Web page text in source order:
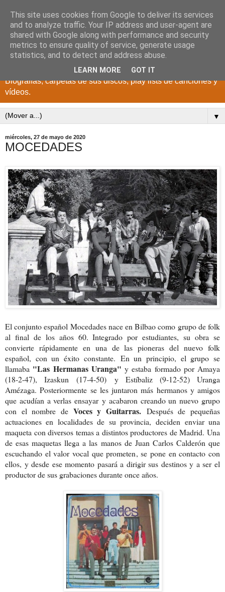
DISCOS PARA EL
RECUERDO
CANTANTES Y GRUPOS DE LOS AÑOS 1950 a 2022.
Biografías, carpetas de sus discos, play lists de canciones y
vídeos.
▼
miércoles, 27 de mayo de 2020
MOCEDADES
El conjunto español Mocedades nace en Bilbao como grupo de folk
al final de los años 60. Integrado por estudiantes, su obra se
convierte rápidamente en una de las pioneras del nuevo folk
español, con un éxito constante. En un principio, el grupo se
llamaba "Las Hermanas Uranga" y estaba formado por Amaya
(18-2-47), Izaskun (17-4-50) y Estíbaliz (9-12-52) Uranga
Amézaga. Posteriormente se les juntaron más hermanos y amigos
que acudían a verlas ensayar y acabaron creando un nuevo grupo
con el nombre de Voces y Guitarras. Después de pequeñas
actuaciones en localidades de su provincia,deciden enviar una
maqueta con diversos temas a distintos productores de Madrid. Una
de esas maquetas llega a las manos de Juan Carlos Calderón que
escuchando el valor vocal que prometen, se pone en contacto con
ellos, y desde ese momento pasará a dirigir sus destinos y a ser el
productor de sus grabaciones durante once años.
This site uses cookies from Google to deliver its services
and to analyze traffic. Your IP address and user-agent are
shared with Google along with performance and security
metrics to ensure quality of service, generate usage
statistics, and to detect and address abuse.
LEARN MORE GOT IT